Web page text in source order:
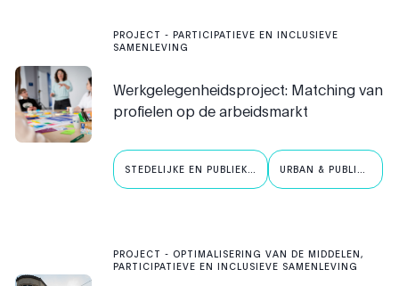
PROJECT -PARTICIPATIEVE EN INCLUSIEVE
SAMENLEVING
Werkgelegenheidsproject: Matching van
profielen op de arbeidsmarkt
STEDELIJKE EN PUBLIEKE
URBAN & PUBLIC
PROJECT - OPTIMALISERING VAN DE MIDDELEN,
PARTICIPATIEVE EN INCLUSIEVE SAMENLEVING